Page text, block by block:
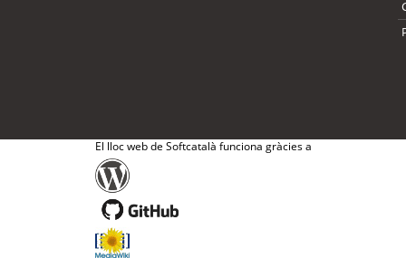
El lloc web de Softcatalà funciona gràcies a